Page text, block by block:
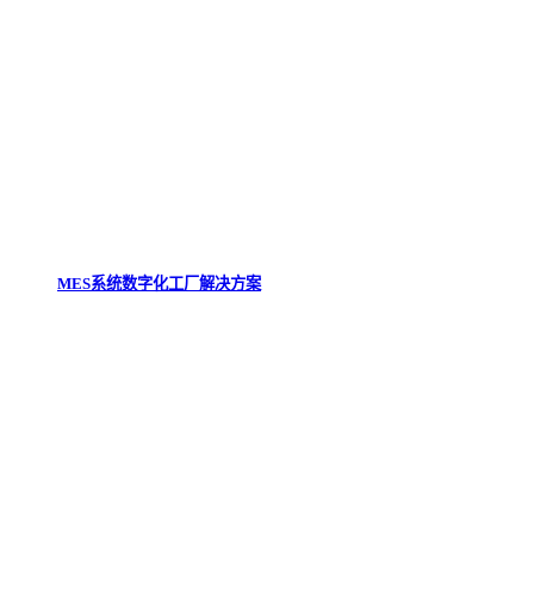
MES系统数字化工厂解决方案